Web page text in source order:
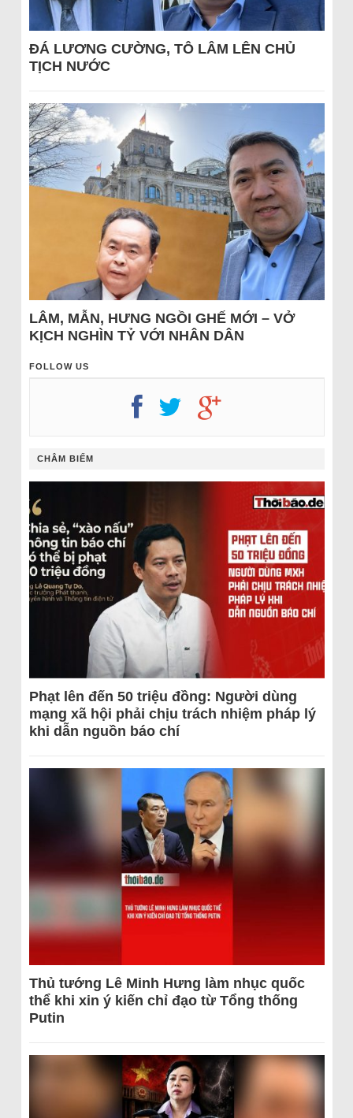
ĐÁ LƯƠNG CƯỜNG, TÔ LÂM LÊN CHỦ
TỊCH NƯỚC
LÂM, MẪN, HƯNG NGỒI GHẾ MỚI – VỞ
KỊCH NGHÌN TỶ VỚI NHÂN DÂN
FOLLOW US
CHÂM BIẾM
Phạt lên đến 50 triệu đồng: Người dùng
mạng xã hội phải chịu trách nhiệm pháp lý
khi dẫn nguồn báo chí
Thủ tướng Lê Minh Hưng làm nhục quốc
thể khi xin ý kiến chỉ đạo từ Tổng thống
Putin